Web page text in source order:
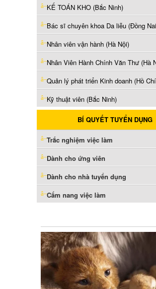
KẾ TOÁN KHO (Bắc Ninh)
Bác sĩ chuyên khoa Da liễu (Đồng
Nhân viên vận hành (Hà Nội)
Nhân Viên Hành Chính Văn Thư (Hà
Quản lý phát triển Kinh doanh (Hồ
Kỹ thuật viên (Bắc Ninh)
BÍ QUYẾT TUYỂN DỤNG
Trắc nghiệm việc làm
Dành cho ứng viên
Dành cho nhà tuyển dụng
Cẩm nang việc làm